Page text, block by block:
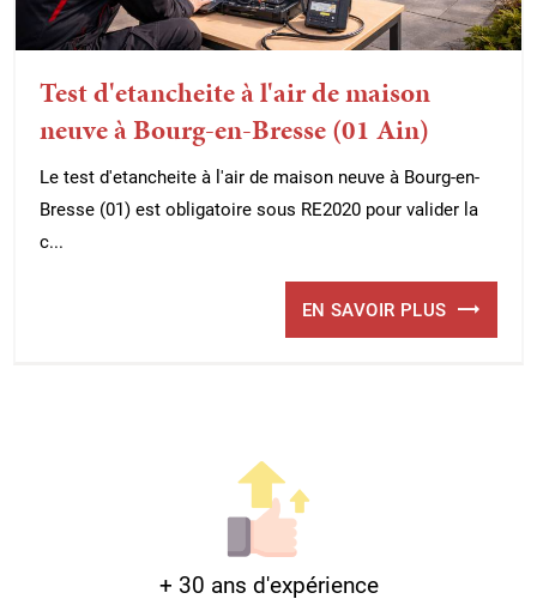
Test d'etancheite à l'air de maison
neuve à Bourg-en-Bresse (01 Ain)
Le test d'etancheite à l'air de maison neuve à Bourg-en-
Bresse (01) est obligatoire sous RE2020 pour valider la
c...
EN SAVOIR PLUS
+ 30 ans d'expérience